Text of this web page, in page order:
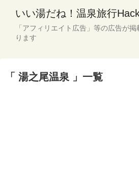
いい湯だね！温泉旅行
「アフィリエイト広告」等の広告が
ります
「 湯之尾温泉 」一覧